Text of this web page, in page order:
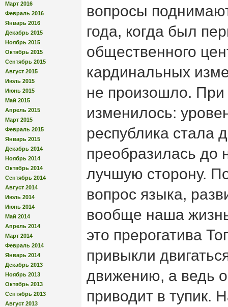
Март 2016
Февраль 2016
Январь 2016
Декабрь 2015
Ноябрь 2015
Октябрь 2015
Сентябрь 2015
Август 2015
Июль 2015
Июнь 2015
Май 2015
Апрель 2015
Март 2015
Февраль 2015
Январь 2015
Декабрь 2014
Ноябрь 2014
Октябрь 2014
Сентябрь 2014
Август 2014
Июль 2014
Июнь 2014
Май 2014
Апрель 2014
Март 2014
Февраль 2014
Январь 2014
Декабрь 2013
Ноябрь 2013
Октябрь 2013
Сентябрь 2013
Август 2013
вопросы
года, когда был
общественного
кардинальных
не произошло. При
изменилось:
республика стала
преобразилась до
лучшую сторону.
вопрос языка,
вообще наша
это прерогатива
привыкли
движению, а ведь
приводит в тупик.